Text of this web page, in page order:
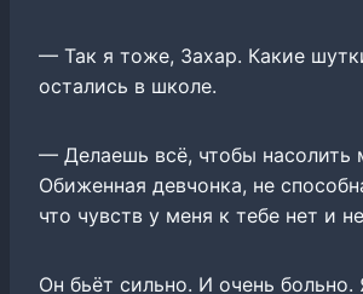
— Так я тоже, Захар. Какие
остались в школе.
— Делаешь всё, чтобы насолить
Обиженная девчонка, не
что чувств у меня к тебе нет и
Он бьёт сильно. И очень больно.